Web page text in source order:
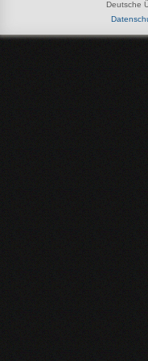
Deutsche